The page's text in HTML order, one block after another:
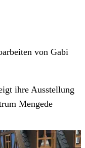
von Gabi
ihre Ausstellung
Mengede